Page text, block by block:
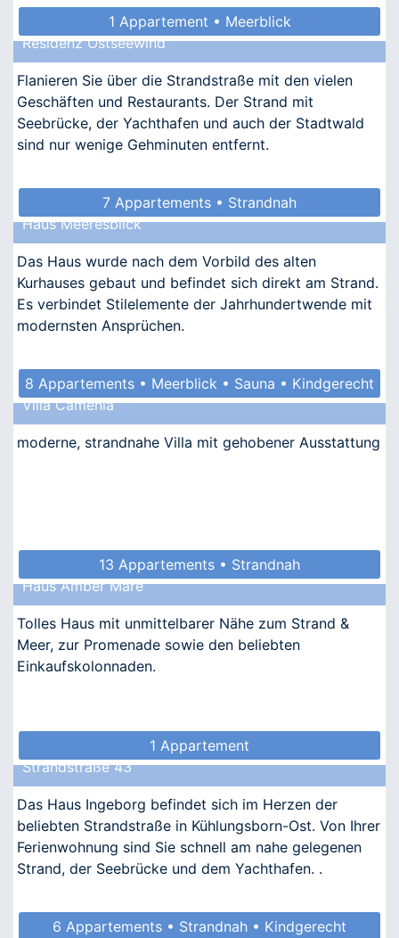
1 Appartement • Meerblick
Residenz Ostseewind
Flanieren Sie über die Strandstraße mit den vielen
Geschäften und Restaurants. Der Strand mit
Seebrücke, der Yachthafen und auch der Stadtwald
sind nur wenige Gehminuten entfernt.
7 Appartements • Strandnah
Haus Meeresblick
Das Haus wurde nach dem Vorbild des alten
Kurhauses gebaut und befindet sich direkt am Strand.
Es verbindet Stilelemente der Jahrhundertwende mit
modernsten Ansprüchen.
8 Appartements • Meerblick • Sauna • Kindgerecht
Villa Camenia
moderne, strandnahe Villa mit gehobener Ausstattung
13 Appartements • Strandnah
Haus Amber Mare
Tolles Haus mit unmittelbarer Nähe zum Strand &
Meer, zur Promenade sowie den beliebten
Einkaufskolonnaden.
1 Appartement
Strandstraße 43
Das Haus Ingeborg befindet sich im Herzen der
beliebten Strandstraße in Kühlungsborn-Ost. Von Ihrer
Ferienwohnung sind Sie schnell am nahe gelegenen
Strand, der Seebrücke und dem Yachthafen. .
6 Appartements • Strandnah • Kindgerecht